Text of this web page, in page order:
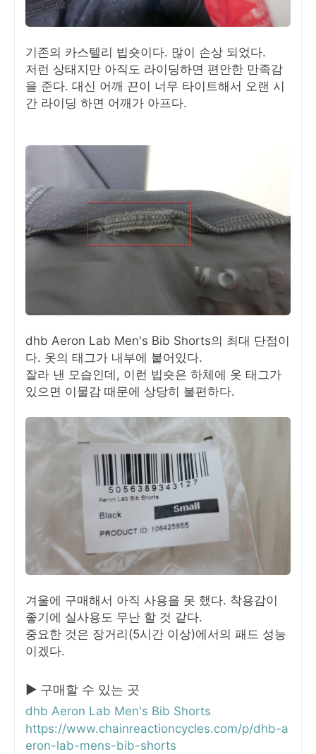
기존의 카스텔리 빕숏이다. 많이 손상 되었다.
저런 상태지만 아직도 라이딩하면 편안한 만족감
을 준다. 대신 어깨 끈이 너무 타이트해서 오랜 시
간 라이딩 하면 어깨가 아프다.
dhb Aeron Lab Men's Bib Shorts의 최대 단점이
다. 옷의 태그가 내부에 붙어있다.
잘라 낸 모습인데, 이런 빕숏은 하체에 옷 태그가
있으면 이물감 때문에 상당히 불편하다.
겨울에 구매해서 아직 사용을 못 했다. 착용감이
좋기에 실사용도 무난 할 것 같다.
중요한 것은 장거리(5시간 이상)에서의 패드 성능
이겠다.
▶ 구매할 수 있는 곳
dhb Aeron Lab Men's Bib Shorts
https://www.chainreactioncycles.com/p/dhb-a
eron-lab-mens-bib-shorts